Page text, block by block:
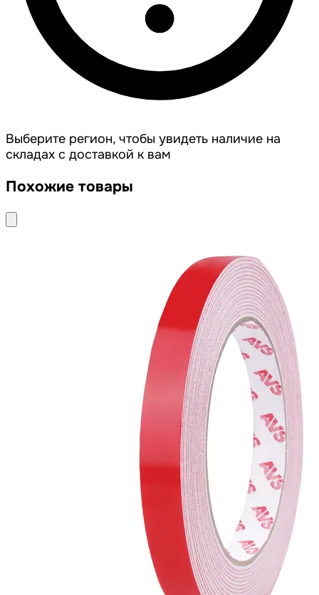
Выберите регион, чтобы увидеть наличие на
складах с доставкой к вам
Похожие товары